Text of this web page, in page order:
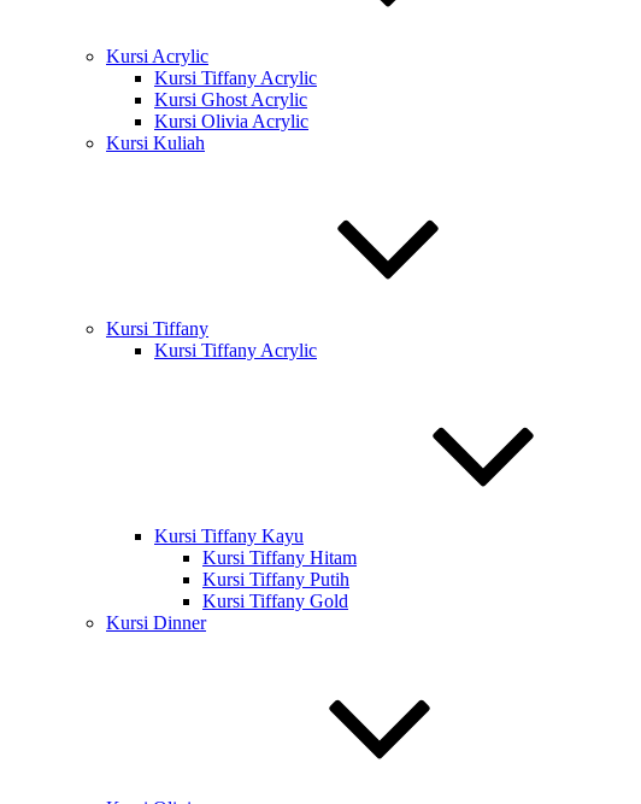
Kursi Acrylic
Kursi Tiffany Acrylic
Kursi Ghost Acrylic
Kursi Olivia Acrylic
Kursi Kuliah
Kursi Tiffany
Kursi Tiffany Acrylic
Kursi Tiffany Kayu
Kursi Tiffany Hitam
Kursi Tiffany Putih
Kursi Tiffany Gold
Kursi Dinner